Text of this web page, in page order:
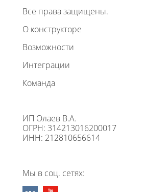
Все права защищены.
О конструкторе
Возможности
Интеграции
Команда
ИП Олаев В.А.
ОГРН: 314213016200017
ИНН: 212810656614
Мы в соц. сетях: